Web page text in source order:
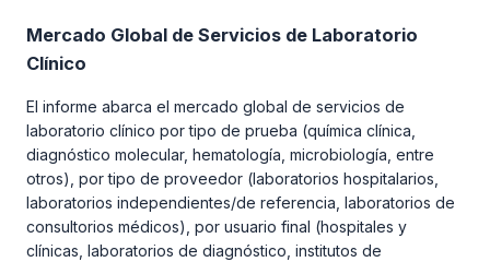
Mercado Global de Servicios de Laboratorio
Clínico
El informe abarca el mercado global de servicios de
laboratorio clínico por tipo de prueba (química clínica,
diagnóstico molecular, hematología, microbiología, entre
otros), por tipo de proveedor (laboratorios hospitalarios,
laboratorios independientes/de referencia, laboratorios de
consultorios médicos), por usuario final (hospitales y
clínicas, laboratorios de diagnóstico, institutos de